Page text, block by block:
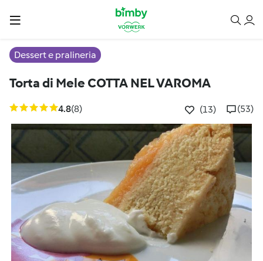
Dessert e pralineria
Torta di Mele COTTA NEL VAROMA
4.8(8) (13) (53)